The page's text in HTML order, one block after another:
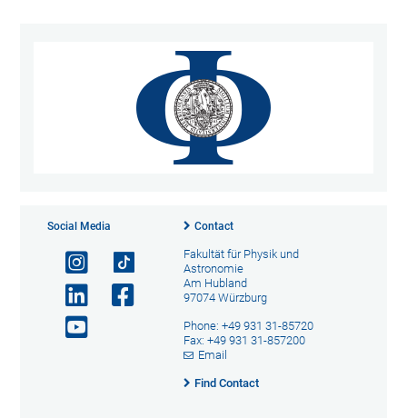
Social Media Contact
Fakultät für Physik und
Astronomie
Am Hubland
97074 Würzburg
Phone: +49 931 31-85720
Fax: +49 931 31-857200
Email
Find Contact